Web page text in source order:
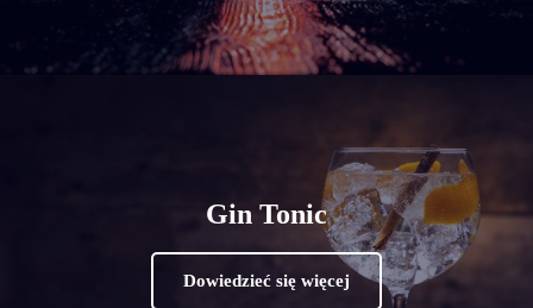
Gin Tonic
Dowiedzieć się więcej